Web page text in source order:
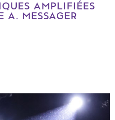
AMPLIFIÉES
A. MESSAGER